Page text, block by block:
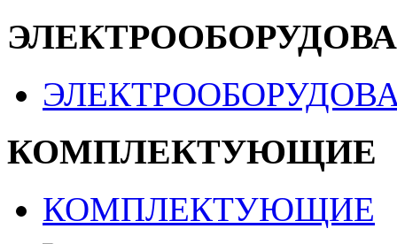
КОМПЛЕКТУЮЩИЕ
КОМПЛЕКТУЮЩИЕ